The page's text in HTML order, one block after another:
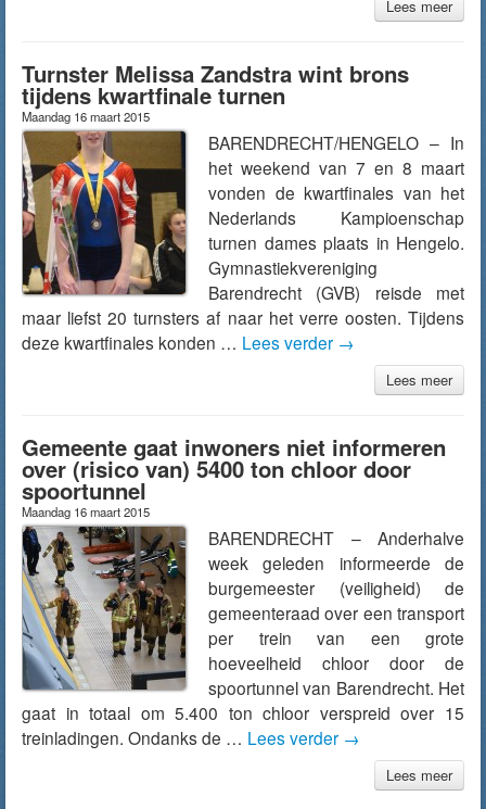
Lees meer
Turnster Melissa Zandstra wint brons
tijdens kwartfinale turnen
Maandag 16 maart 2015
BARENDRECHT/HENGELO – In
het weekend van 7 en 8 maart
vonden de kwartfinales van het
Nederlands Kampioenschap
turnen dames plaats in Hengelo.
Gymnastiekvereniging
Barendrecht (GVB) reisde met
maar liefst 20 turnsters af naar het verre oosten. Tijdens
deze kwartfinales konden … Lees verder →
Lees meer
Gemeente gaat inwoners niet informeren
over (risico van) 5400 ton chloor door
spoortunnel
Maandag 16 maart 2015
BARENDRECHT – Anderhalve
week geleden informeerde de
burgemeester (veiligheid) de
gemeenteraad over een transport
per trein van een grote
hoeveelheid chloor door de
spoortunnel van Barendrecht. Het
gaat in totaal om 5.400 ton chloor verspreid over 15
treinladingen. Ondanks de … Lees verder →
Lees meer